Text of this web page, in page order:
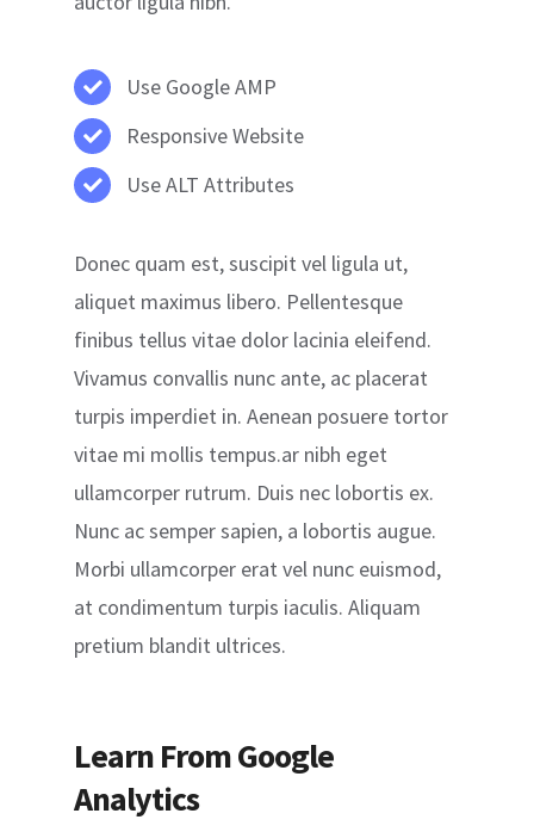
Use Google AMP
Responsive Website
Use ALT Attributes
Donec quam est, suscipit vel ligula ut,
aliquet maximus libero. Pellentesque
finibus tellus vitae dolor lacinia eleifend.
Vivamus convallis nunc ante, ac placerat
turpis imperdiet in. Aenean posuere tortor
vitae mi mollis tempus.ar nibh eget
ullamcorper rutrum. Duis nec lobortis ex.
Nunc ac semper sapien, a lobortis augue.
Morbi ullamcorper erat vel nunc euismod,
at condimentum turpis iaculis. Aliquam
pretium blandit ultrices.
Learn From Google
Analytics